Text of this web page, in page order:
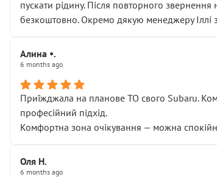
пускати рідину. Після повторного
безкоштовно. Окремо дякую менеджеру Іллі
Алина •.
6 months ago
Приїжджала на планове ТО свого Subaru.
професійний підхід.
Комфортна зона очікування — можна
Оля Н.
6 months ago